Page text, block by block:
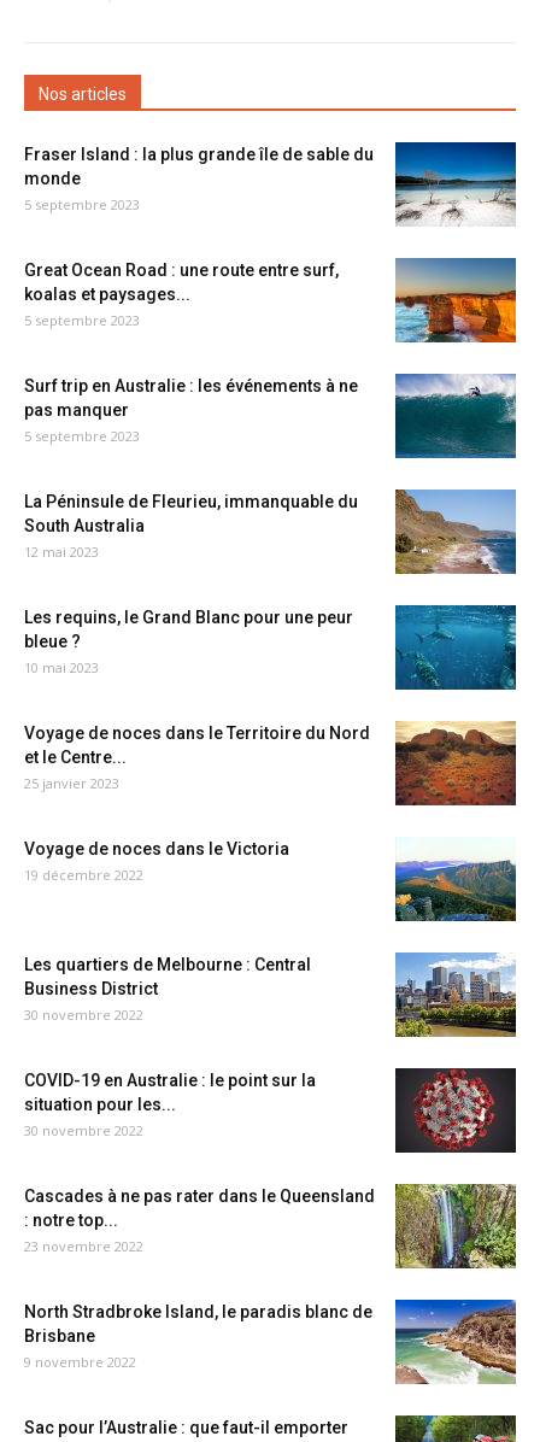
Nos articles
Fraser Island : la plus grande île de sable du
monde
5 septembre 2023
Great Ocean Road : une route entre surf,
koalas et paysages...
5 septembre 2023
Surf trip en Australie : les événements à ne
pas manquer
5 septembre 2023
La Péninsule de Fleurieu, immanquable du
South Australia
12 mai 2023
Les requins, le Grand Blanc pour une peur
bleue ?
10 mai 2023
Voyage de noces dans le Territoire du Nord
et le Centre...
25 janvier 2023
Voyage de noces dans le Victoria
19 décembre 2022
Les quartiers de Melbourne : Central
Business District
30 novembre 2022
COVID-19 en Australie : le point sur la
situation pour les...
30 novembre 2022
Cascades à ne pas rater dans le Queensland
: notre top...
23 novembre 2022
North Stradbroke Island, le paradis blanc de
Brisbane
9 novembre 2022
Sac pour l’Australie : que faut-il emporter